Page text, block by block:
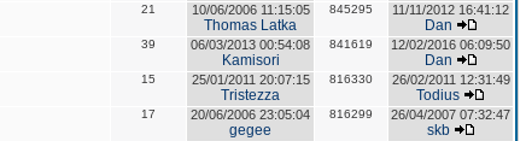
21 10/06/2006 11:15:05
Thomas Latka
845295 11/11/2012 16:41:12
Dan
39 06/03/2013 00:54:08
Kamisori
841619 12/02/2016 06:09:50
Dan
15 25/01/2011 20:07:15
Tristezza
816330 26/02/2011 12:31:49
Todius
17 20/06/2006 23:05:04
gegee
816299 26/04/2007 07:32:47
skb